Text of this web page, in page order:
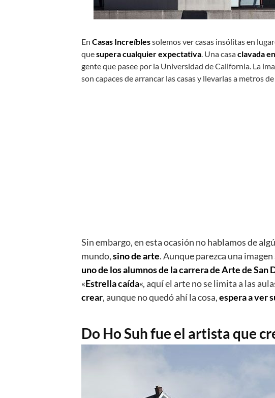
En Casas Increíblessolemos ver casas insólitas en
quesupera cualquier expectativa. Una casaclavada
gente que pasee por la Universidad de California. La
son capaces de arrancar las casas y llevarlas a metros
Sin embargo, en esta ocasión no hablamos de
mundo,sino de arte. Aunque parezca una
uno de los alumnos de la carrera de Arte de San
«Estrella caída«, aquí el arte no se limita a las
crear, aunque no quedó ahí la cosa,espera a ver
Do Ho Suh fue el artista que